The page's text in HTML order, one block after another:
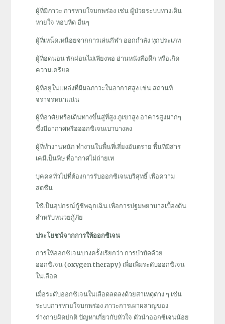
ผู้ที่มีภาวะ การหายใจบกพร่อง เช่น ผู้ป่วยระบบทางเดิน
หายใจ หอบหืด อื่นๆ
ผู้ที่เหน็ดเหนื่อยจากการเล่นกีฬา ออกกำลัง ทุกประเภท
ผู้ที่อดนอน พักผ่อนไม่เพียงพอ อ่านหนังสือดึก หรือเกิด
ความเครียด
ผู้ที่อยู่ในแหล่งที่มีมลภาวะในอากาศสูง เช่น สถานที่
จราจรหนาแน่น
ผู้ที่อาศัยหรือเดินทางขึ้นสู่ที่สูง ภูเขาสูง อาคารสูงมากๆ
ซึ่งมีอากาศหรือออกซิเจนเบาบางลง
ผู้ที่ทำงานหนัก ทำงานในพื้นที่เสี่ยงอันตราย พื้นที่มีสาร
เคมีเป็นพิษ ที่อากาศไม่ถ่ายเท
บุคคลทั่วไปที่ต้องการรับออกซิเจนบริสุทธิ์ เพื่อความ
สดชื่น
ใช้เป็นอุปกรณ์กู้ชีพฉุกเฉิน เพื่อการปฐมพยาบาลเบื้องต้น
สำหรับหน่วยกู้ภัย
ประโยชน์จากการให้ออกซิเจน
การให้ออกซิเจนบางครั้งเรียกว่า การบำบัดด้วย
ออกซิเจน (oxygen therapy) เพื่อเพิ่มระดับออกซิเจน
ในเลือด
เมื่อระดับออกซิเจนในเลือดลดลงด้วยสาเหตุต่าง ๆ เช่น
ระบบการหายใจบกพร่อง ภาวะการเผาผลาญของ
ร่างกายผิดปกติ ปัญหาเกี่ยวกับหัวใจ ตัวนำออกซิเจนน้อย